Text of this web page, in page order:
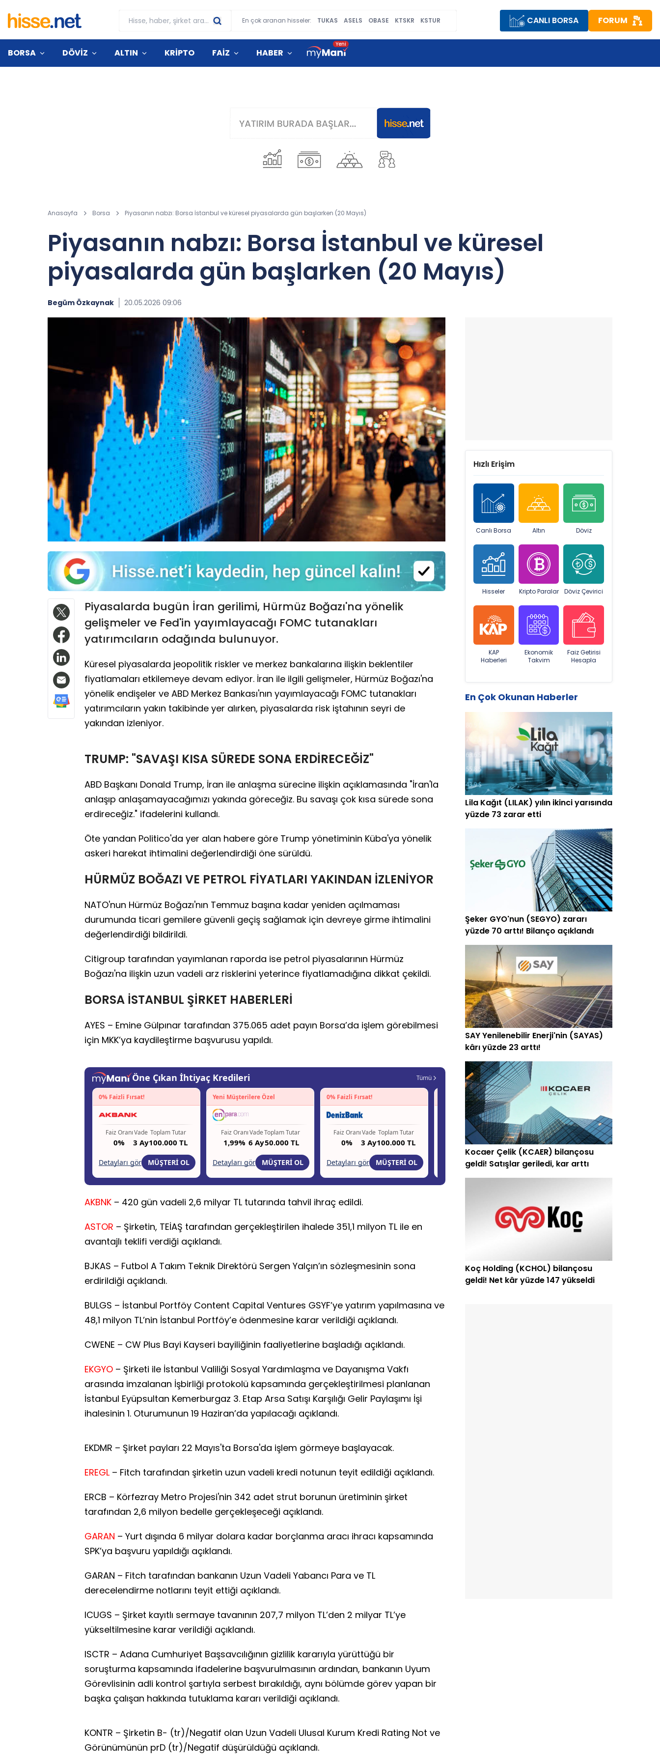
En çok aranan hisseler: TUKAS ASELS OBASE KTSKR KSTUR CANLI BORSA FORUM
BORSA DÖVİZ ALTIN KRİPTO FAİZ HABER
Anasayfa Borsa Piyasanın nabzı: Borsa İstanbul ve küresel piyasalarda gün başlarken (20 Mayıs)
Piyasanın nabzı: Borsa İstanbul ve küresel
piyasalarda gün başlarken (20 Mayıs)
Begüm Özkaynak 20.05.2026 09:06
Piyasalarda bugün İran gerilimi, Hürmüz Boğazı'na yönelik
gelişmeler ve Fed'in yayımlayacağı FOMC tutanakları
yatırımcıların odağında bulunuyor.
Küresel piyasalarda jeopolitik riskler ve merkez bankalarına ilişkin beklentiler
fiyatlamaları etkilemeye devam ediyor. İran ile ilgili gelişmeler, Hürmüz Boğazı'na
yönelik endişeler ve ABD Merkez Bankası'nın yayımlayacağı FOMC tutanakları
yatırımcıların yakın takibinde yer alırken, piyasalarda risk iştahının seyri de
yakından izleniyor.
TRUMP: "SAVAŞI KISA SÜREDE SONA ERDİRECEĞİZ"
ABD Başkanı Donald Trump, İran ile anlaşma sürecine ilişkin açıklamasında "İran'la
anlaşıp anlaşamayacağımızı yakında göreceğiz. Bu savaşı çok kısa sürede sona
erdireceğiz." ifadelerini kullandı.
Öte yandan Politico'da yer alan habere göre Trump yönetiminin Küba'ya yönelik
askeri harekat ihtimalini değerlendirdiği öne sürüldü.
HÜRMÜZ BOĞAZI VE PETROL FİYATLARI YAKINDAN İZLENİYOR
NATO'nun Hürmüz Boğazı'nın Temmuz başına kadar yeniden açılmaması
durumunda ticari gemilere güvenli geçiş sağlamak için devreye girme ihtimalini
değerlendirdiği bildirildi.
Citigroup tarafından yayımlanan raporda ise petrol piyasalarının Hürmüz
Boğazı'na ilişkin uzun vadeli arz risklerini yeterince fiyatlamadığına dikkat çekildi.
BORSA İSTANBUL ŞİRKET HABERLERİ
AYES – Emine Gülpınar tarafından 375.065 adet payın Borsa’da işlem görebilmesi
için MKK’ya kaydileştirme başvurusu yapıldı.
AKBNK – 420 gün vadeli 2,6 milyar TL tutarında tahvil ihraç edildi.
ASTOR – Şirketin, TEİAŞ tarafından gerçekleştirilen ihalede 351,1 milyon TL ile en
avantajlı teklifi verdiği açıklandı.
BJKAS – Futbol A Takım Teknik Direktörü Sergen Yalçın’ın sözleşmesinin sona
erdirildiği açıklandı.
BULGS – İstanbul Portföy Content Capital Ventures GSYF’ye yatırım yapılmasına ve
48,1 milyon TL’nin İstanbul Portföy’e ödenmesine karar verildiği açıklandı.
CWENE – CW Plus Bayi Kayseri bayiliğinin faaliyetlerine başladığı açıklandı.
EKGYO – Şirketi ile İstanbul Valiliği Sosyal Yardımlaşma ve Dayanışma Vakfı
arasında imzalanan İşbirliği protokolü kapsamında gerçekleştirilmesi planlanan
İstanbul Eyüpsultan Kemerburgaz 3. Etap Arsa Satışı Karşılığı Gelir Paylaşımı İşi
ihalesinin 1. Oturumunun 19 Haziran’da yapılacağı açıklandı.
EKDMR – Şirket payları 22 Mayıs'ta Borsa'da işlem görmeye başlayacak.
EREGL – Fitch tarafından şirketin uzun vadeli kredi notunun teyit edildiği açıklandı.
ERCB – Körfezray Metro Projesi'nin 342 adet strut borunun üretiminin şirket
tarafından 2,6 milyon bedelle gerçekleşeceği açıklandı.
GARAN – Yurt dışında 6 milyar dolara kadar borçlanma aracı ihracı kapsamında
SPK’ya başvuru yapıldığı açıklandı.
GARAN – Fitch tarafından bankanın Uzun Vadeli Yabancı Para ve TL
derecelendirme notlarını teyit ettiği açıklandı.
ICUGS – Şirket kayıtlı sermaye tavanının 207,7 milyon TL’den 2 milyar TL’ye
yükseltilmesine karar verildiği açıklandı.
ISCTR – Adana Cumhuriyet Başsavcılığının gizlilik kararıyla yürüttüğü bir
soruşturma kapsamında ifadelerine başvurulmasının ardından, bankanın Uyum
Görevlisinin adli kontrol şartıyla serbest bırakıldığı, aynı bölümde görev yapan bir
başka çalışan hakkında tutuklama kararı verildiği açıklandı.
KONTR – Şirketin B- (tr)/Negatif olan Uzun Vadeli Ulusal Kurum Kredi Rating Not ve
Görünümünün prD (tr)/Negatif düşürüldüğü açıklandı.
Hızlı Erişim
Canlı Borsa Altın Döviz
Hisseler Kripto Paralar Döviz Çevirici
KAP
Haberleri
Ekonomik
Takvim
Faiz Getirisi
Hesapla
En Çok Okunan Haberler
Lila Kağıt (LILAK) yılın ikinci yarısında
yüzde 73 zarar etti
Şeker GYO'nun (SEGYO) zararı
yüzde 70 arttı! Bilanço açıklandı
SAY Yenilenebilir Enerji'nin (SAYAS)
kârı yüzde 23 arttı!
Kocaer Çelik (KCAER) bilançosu
geldi! Satışlar geriledi, kar arttı
Koç Holding (KCHOL) bilançosu
geldi! Net kâr yüzde 147 yükseldi